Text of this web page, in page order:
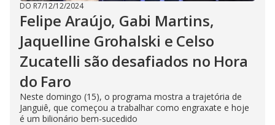
DO R7/12/12/2024
Felipe Araújo, Gabi Martins,
Jaquelline Grohalski e Celso
Zucatelli são desafiados no Hora
do Faro
Neste domingo (15), o programa mostra a trajetória de
Janguiê, que começou a trabalhar como engraxate e hoje
é um bilionário bem-sucedido